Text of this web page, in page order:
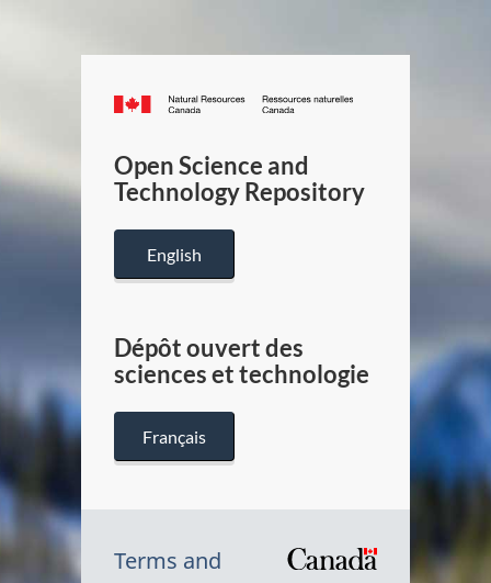
Canada.ca
/
Canada
Open Science and
Technology Repository
English
Dépôt ouvert des
sciences et technologie
Français
Terms and